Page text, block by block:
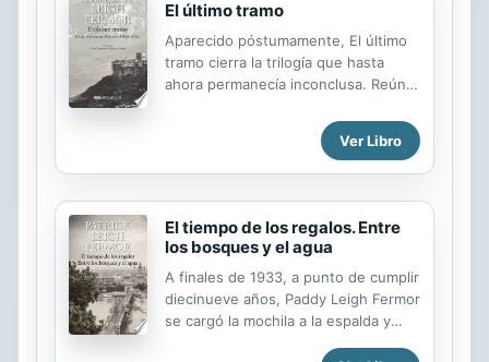
El último tramo
Aparecido póstumamente, El último
tramo cierra la trilogía que hasta
ahora permanecía inconclusa. Reúne,
manuscrito que el escritor redactó
en la década de 1960 y que luego
abandonó pendiente de corregir, y,
Athos, inmediatamente después de
su viaje iniciático. Editados por Colin
Thubron y Artemis Cooper, los
textos reunidos en este libro ponen
el broche de oro a una de las
experiencias viajeras más
Ver Libro
El tiempo de los regalos. Entre
los bosques y el agua
A finales de 1933, a punto de cumplir
diecinueve años, Paddy Leigh Fermor
se cargó la mochila a la espalda y